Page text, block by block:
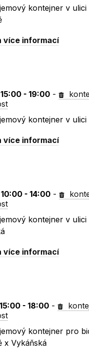
kontejner v ulici
více informací
- 19:00 -
kontejner v
více informací
- 14:00 -
kontejner v
více informací
- 18:00 -
kontejner pro
x Vykáňská